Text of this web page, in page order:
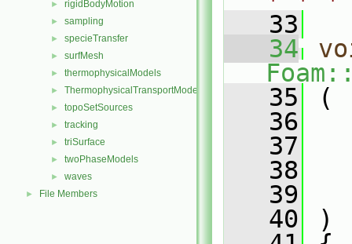
► rigidBodyMotion
► sampling
► specieTransfer
► surfMesh
► thermophysicalModels
► ThermophysicalTransportModels
► topoSetSources
► tracking
► triSurface
► twoPhaseModels
► waves
► File Members
   33
   34
   35
(
   36
   37
   38
   39
   40
)